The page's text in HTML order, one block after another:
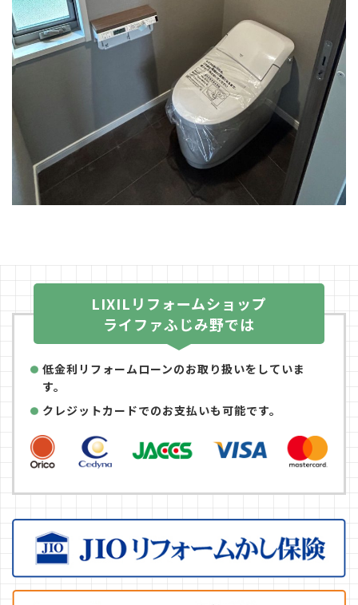
LIXILリフォームショップ
ライファふじみ野では
低金利リフォームローンのお取り扱いをしていま
す。
クレジットカードでのお支払いも可能です。